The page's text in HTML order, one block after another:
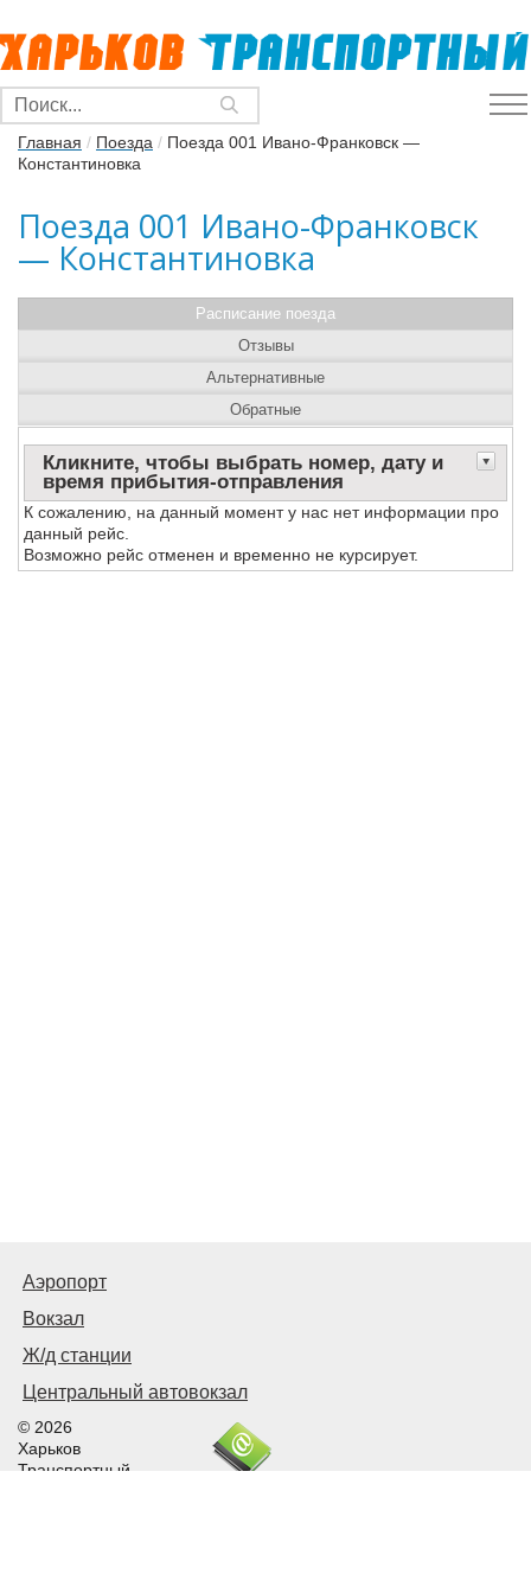
Главная / Поезда / Поезда 001 Ивано-Франковск —
Константиновка
Поезда 001 Ивано-Франковск
— Константиновка
Расписание поезда
Кликните, чтобы выбрать номер, дату и
время прибытия-отправления
К сожалению, на данный момент у нас нет информации про
данный рейс.
Возможно рейс отменен и временно не курсирует.
Отзывы
Альтернативные
Обратные
Аэропорт
Вокзал
Ж/д станции
Центральный автовокзал
© 2026
Харьков
Транспортный
Связаться с нами